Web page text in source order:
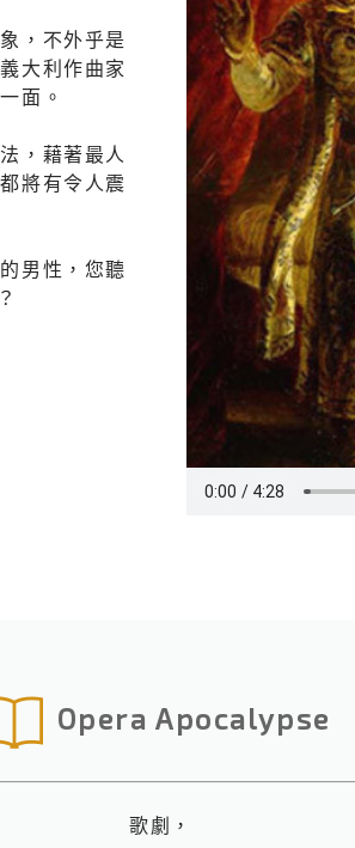
，不外乎是
大利作曲家
面。
，藉著最人
將有令人震
男性，您聽
Opera Apocalypse
歌劇，